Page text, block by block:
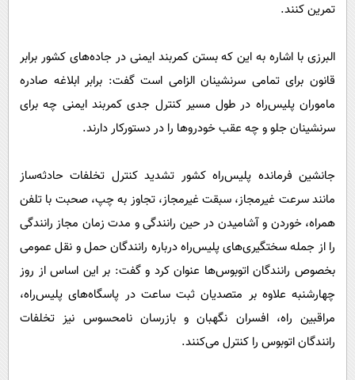
تمرین کنند.
البرزی با اشاره به این که بستن کمربند ایمنی در جاده‌های کشور برابر
قانون برای تمامی سرنشینان الزامی است گفت: برابر ابلاغه صادره
ماموران پلیس‌راه در طول مسیر کنترل جدی کمربند ایمنی چه برای
سرنشینان جلو و چه عقب خودروها را در دستورکار دارند.
جانشین فرمانده پلیس‌راه کشور تشدید کنترل تخلفات حادثه‌ساز
مانند سرعت غیرمجاز، سبقت غیرمجاز، تجاوز به چپ، صحبت با تلفن
همراه، خوردن و آشامیدن در حین رانندگی و مدت زمان مجاز رانندگی
را از جمله سختگیری‌های پلیس‌راه درباره رانندگان حمل و نقل عمومی
بخصوص رانندگان اتوبوس‌ها عنوان کرد و گفت: بر این اساس از روز
چهارشنبه علاوه بر متصدیان ثبت ساعت در پاسگاه‌های پلیس‌راه،
مراقبین راه، افسران نگهبان و بازرسان نامحسوس نیز تخلفات
رانندگان اتوبوس را کنترل می‌کنند.